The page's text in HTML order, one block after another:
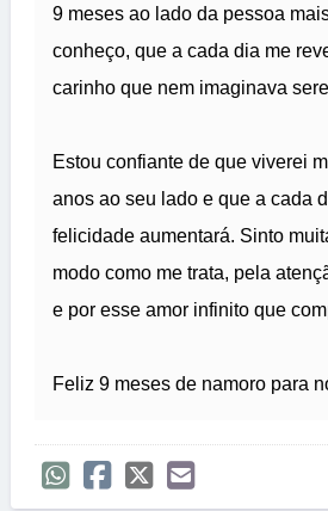
9 meses ao lado da pessoa
conheço, que a cada dia me
carinho que nem imaginava
Estou confiante de que viverei
anos ao seu lado e que a cada
felicidade aumentará. Sinto
modo como me trata, pela
e por esse amor infinito que
Feliz 9 meses de namoro para